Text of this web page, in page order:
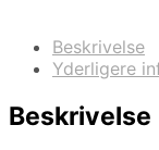
Beskrivelse
Yderligere
Beskrivelse